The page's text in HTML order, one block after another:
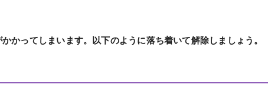
かってしまいます。以下のように落ち着いて解除しましょう。